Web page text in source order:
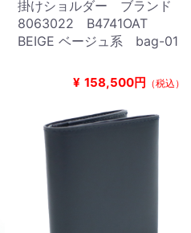
掛けショルダー ブランド
8063022 B4741OAT
BEIGE ベージュ系 bag-01
¥ 158,500円 （税込）